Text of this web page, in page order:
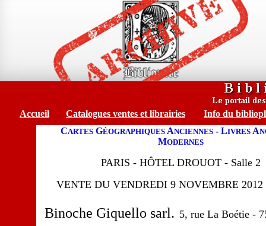
Accueil Catalogues ventes et librairies
Info du
CARTES GÉOGRAPHIQUES ANCIENNES - LIVRES A
MODERNES
PARIS - HÔTEL DROUOT - Salle 2
VENTE DU VENDREDI 9 NOVEMBRE 2012
Binoche Giquello sarl. 5, rue La Boétie -